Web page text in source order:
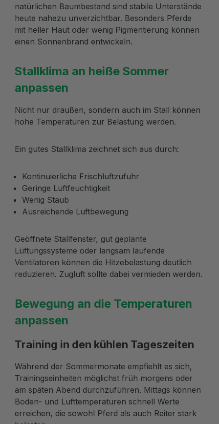
natürlichen Baumbestand sind stabile Unterstände
heute nahezu unverzichtbar. Besonders Pferde
mit heller Haut oder wenig Pigmentierung können
einen Sonnenbrand entwickeln.
Stallklima an heiße Sommer
anpassen
Nicht nur draußen, sondern auch im Stall können
hohe Temperaturen zur Belastung werden.
Ein gutes Stallklima zeichnet sich aus durch:
Kontinuierliche Frischluftzufuhr
Geringe Luftfeuchtigkeit
Wenig Staub
Ausreichende Luftbewegung
Geöffnete Stallfenster, gut geplante
Lüftungssysteme oder langsam laufende
Ventilatoren können die Hitzebelastung deutlich
reduzieren. Zugluft sollte dabei vermieden werden.
Bewegung an die Temperaturen
anpassen
Training in den kühlen Tageszeiten
Während der Sommermonate empfiehlt es sich,
Trainingseinheiten möglichst früh morgens oder
am späten Abend durchzuführen. Mittags können
Boden- und Lufttemperaturen schnell Werte
erreichen, die sowohl Pferd als auch Reiter stark